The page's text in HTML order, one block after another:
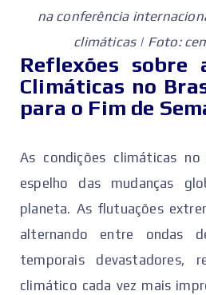
na conferência
climáticas | Foto:
Reflexões sobre
Climáticas no
para o Fim de
As condições climáticas
espelho das mudanças
planeta. As flutuações
alternando entre ondas
temporais devastadores,
climático cada vez mais